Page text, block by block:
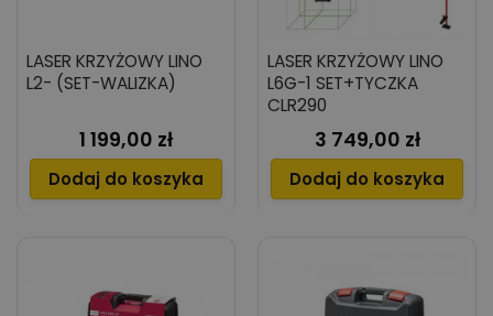
LASER KRZYŻOWY LINO
L2- (SET-WALIZKA)
Cena
1 199,00 zł
Dodaj do koszyka
LASER KRZYŻOWY LINO
L6G-1 SET+TYCZKA
CLR290
Cena
3 749,00 zł
Dodaj do koszyka